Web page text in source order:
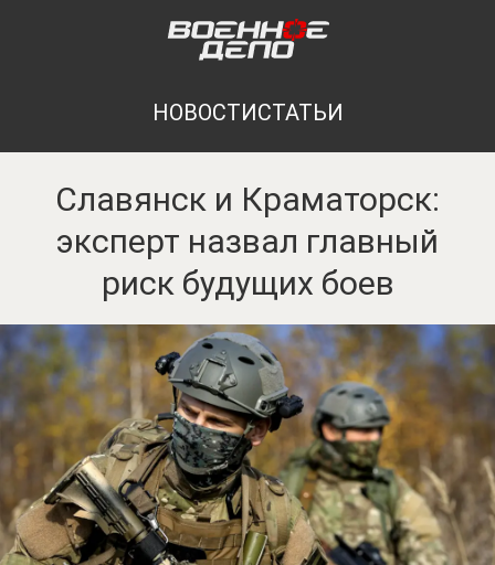
НОВОСТИСТАТЬИ
Славянск и Краматорск:
эксперт назвал главный
риск будущих боев